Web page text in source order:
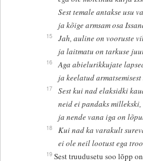
Sest temale antakse usu
ja kõige armsam osa
15
Jah, auline on vooruste
ja laitmatu on tarkuse
16
Aga abielurikkujate
ja keelatud
17
Sest kui nad elaksidki
neid ei pandaks millekski,
ja nende vana iga on
18
Kui nad ka varakult
ei ole neil lootust ega
19 Sest truudusetu soo lõpp